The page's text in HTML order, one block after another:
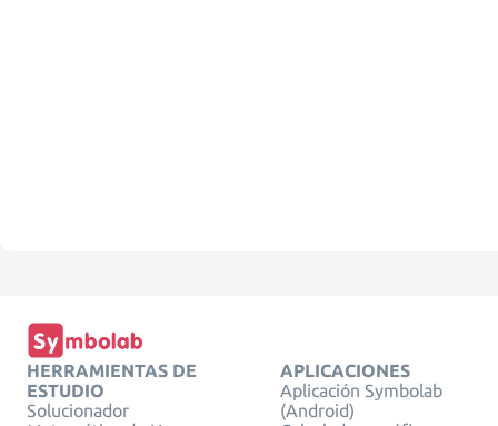
HERRAMIENTAS DE
ESTUDIO
Solucionador
APLICACIONES
Aplicación Symbolab
(Android)